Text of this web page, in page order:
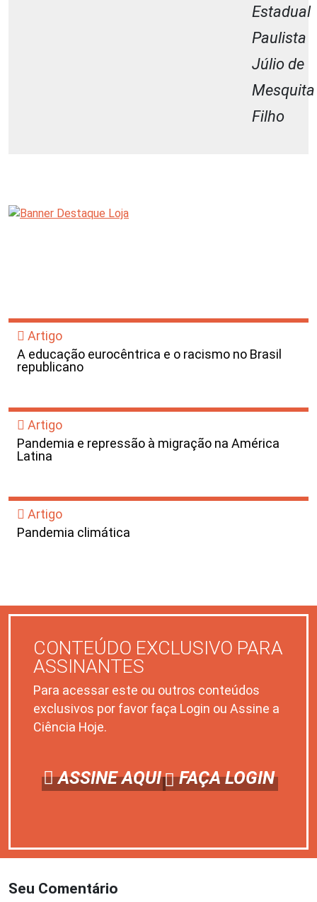
Estadual
Paulista
Júlio de
Mesquita
Filho
Artigo
A educação eurocêntrica e o racismo no Brasil
republicano
Artigo
Pandemia e repressão à migração na América
Latina
Artigo
Pandemia climática
CONTEÚDO EXCLUSIVO PARA
ASSINANTES
Para acessar este ou outros conteúdos
exclusivos por favor faça Login ou Assine a
Ciência Hoje.
ASSINE AQUI FAÇA LOGIN
Seu Comentário